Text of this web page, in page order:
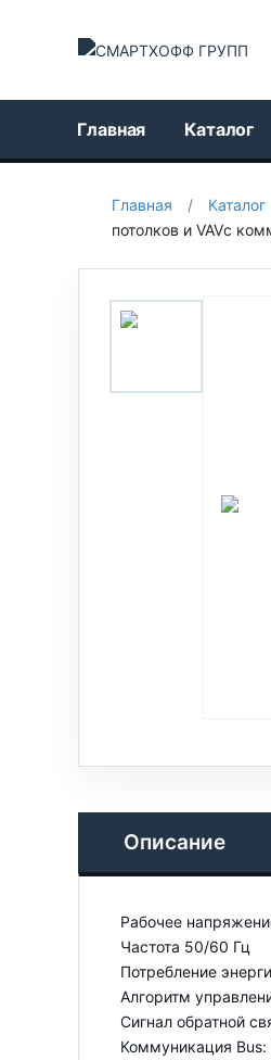
Главная Каталог
Главная / Каталог
потолков и VAVс
Описание
Рабочее
Частота 50/60 Гц
Потребление
Алгоритм
Сигнал обратной
Коммуникация Bus: